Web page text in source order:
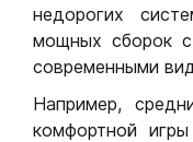
недорогих
мощных сборок
современными
Например,
комфортной